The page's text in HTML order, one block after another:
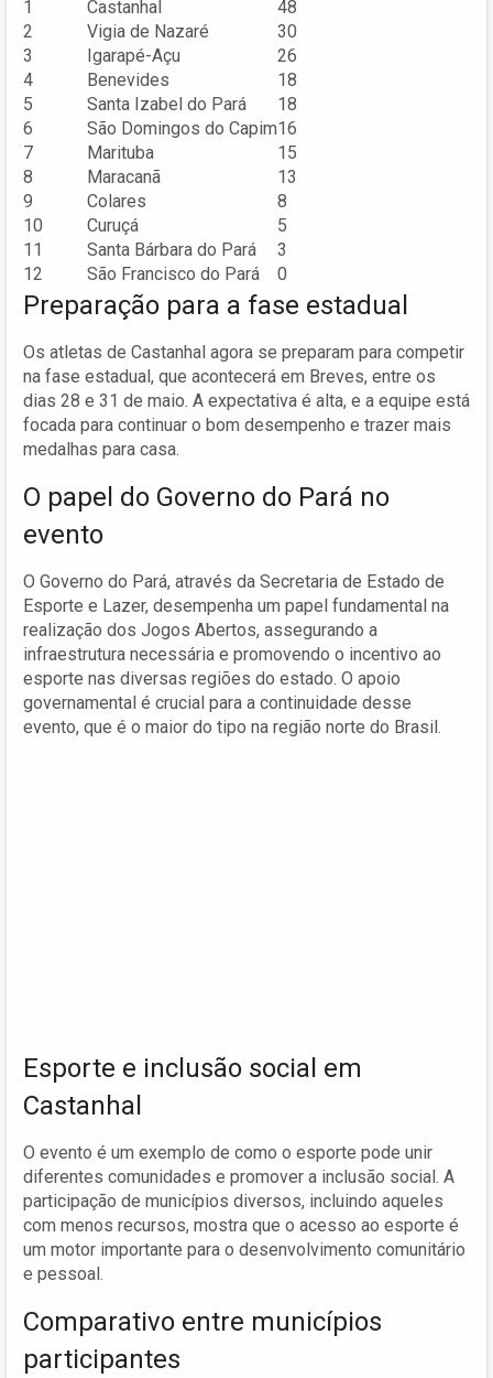
1 Castanhal
48
2
Vigia de Nazaré
30
3
Igarapé-Açu
26
4
Benevides
18
5
Santa Izabel do Pará
18
6
São Domingos do Capim16
7
Marituba
15
8
Maracanã
13
9
Colares
8
10
Curuçá
5
11
Santa Bárbara do Pará
3
12
São Francisco do Pará 0
Preparação para a fase estadual
Os atletas de Castanhal agora se preparam para competir
na fase estadual, que acontecerá em Breves, entre os
dias 28 e 31 de maio. A expectativa é alta, e a equipe está
focada para continuar o bom desempenho e trazer mais
medalhas para casa.
O papel do Governo do Pará no
evento
O Governo do Pará, através da Secretaria de Estado de
Esporte e Lazer, desempenha um papel fundamental na
realização dos Jogos Abertos, assegurando a
infraestrutura necessária e promovendo o incentivo ao
esporte nas diversas regiões do estado. O apoio
governamental é crucial para a continuidade desse
evento, que é o maior do tipo na região norte do Brasil.
Esporte e inclusão social em
Castanhal
O evento é um exemplo de como o esporte pode unir
diferentes comunidades e promover a inclusão social. A
participação de municípios diversos, incluindo aqueles
com menos recursos, mostra que o acesso ao esporte é
um motor importante para o desenvolvimento comunitário
e pessoal.
Comparativo entre municípios
participantes